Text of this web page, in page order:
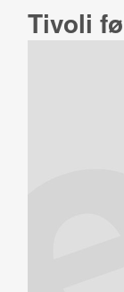
Tivoli